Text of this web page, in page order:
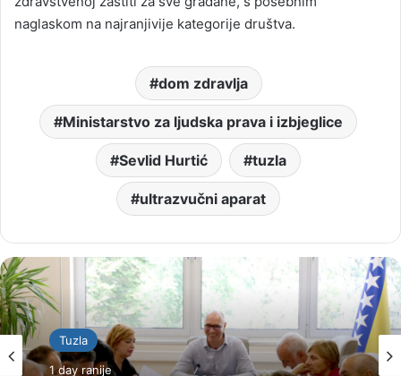
naglaskom na najranjivije kategorije društva.
dom zdravlja
Ministarstvo za ljudska prava i izbjeglice
Sevlid Hurtić tuzla
ultrazvučni aparat
Tuzla
1 day ranije